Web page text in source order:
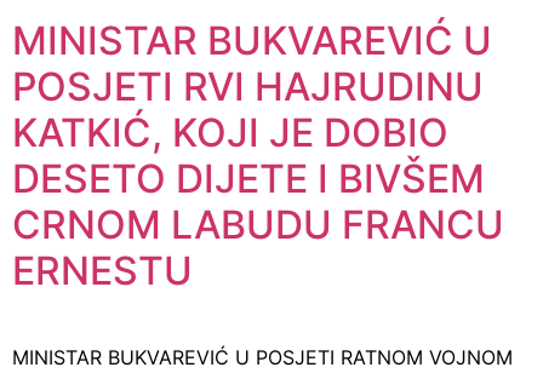
MINISTAR BUKVAREVIĆ U
POSJETI RVI HAJRUDINU
KATKIĆ, KOJI JE DOBIO
DESETO DIJETE I BIVŠEM
CRNOM LABUDU FRANCU
ERNESTU
MINISTAR BUKVAREVIĆ U POSJETI RATNOM VOJNOM